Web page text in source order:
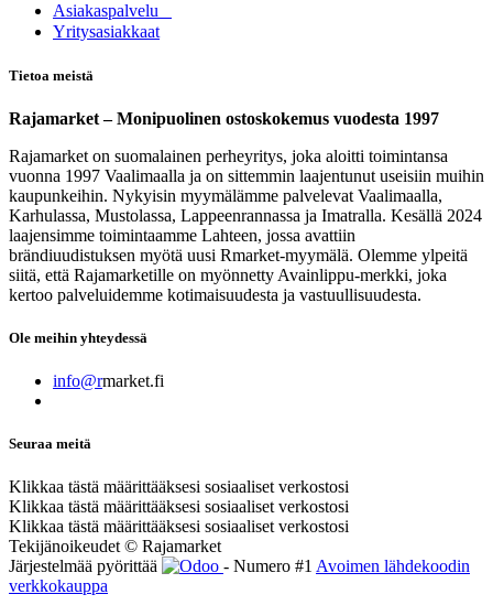
Asia​k​aspalvelu
​Yritysasiakkaat
Tietoa meistä
Rajamarket – Monipuolinen ostoskokemus vuodesta 1997
Rajamarket on suomalainen perheyritys, joka aloitti toimintansa
vuonna 1997 Vaalimaalla ja on sittemmin laajentunut useisiin muihin
kaupunkeihin. Nykyisin myymälämme palvelevat Vaalimaalla,
Karhulassa, Mustolassa, Lappeenrannassa ja Imatralla. Kesällä 2024
laajensimme toimintaamme Lahteen, jossa avattiin
brändiuudistuksen myötä uusi Rmarket-myymälä. Olemme ylpeitä
siitä, että Rajamarketille on myönnetty Avainlippu-merkki, joka
kertoo palveluidemme kotimaisuudesta ja vastuullisuudesta.
Ole meihin yhteydessä
info@rmarket.fi
Seuraa meitä
Klikkaa tästä määrittääksesi sosiaaliset verkostosi
Klikkaa tästä määrittääksesi sosiaaliset verkostosi
Klikkaa tästä määrittääksesi sosiaaliset verkostosi
Tekijänoikeudet © Rajamarket
Järjestelmää pyörittää
- Numero #1 Avoimen lähdekoodin
verkkokauppa